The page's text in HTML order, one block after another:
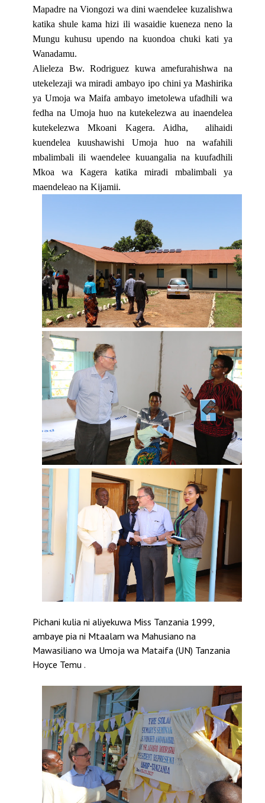
Mapadre na Viongozi wa dini waendelee kuzalishwa
katika shule kama hizi ili wasaidie kueneza neno la
Mungu kuhusu upendo na kuondoa chuki kati ya
Wanadamu.
Alieleza Bw. Rodriguez kuwa amefurahishwa na
utekelezaji wa miradi ambayo ipo chini ya Mashirika
ya Umoja wa Maifa ambayo imetolewa ufadhili wa
fedha na Umoja huo na kutekelezwa au inaendelea
kutekelezwa Mkoani Kagera. Aidha,
alihaidi
kuendelea kuushawishi Umoja huo na wafahili
mbalimbali ili waendelee kuuangalia na kuufadhili
Mkoa wa Kagera katika miradi mbalimbali ya
maendeleao na Kijamii.
Pichani kulia ni aliyekuwa Miss Tanzania 1999,
ambaye pia ni Mtaalam wa Mahusiano na
Mawasiliano wa Umoja wa Mataifa (UN) Tanzania
Hoyce Temu .